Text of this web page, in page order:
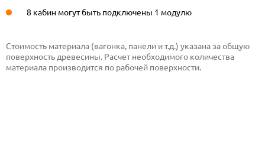
8 кабин могут быть подключены 1 модулю
Стоимость материала (вагонка, панели и т.д.) указана за общую
поверхность древесины. Расчет необходимого количества
материала производится по рабочей поверхности.